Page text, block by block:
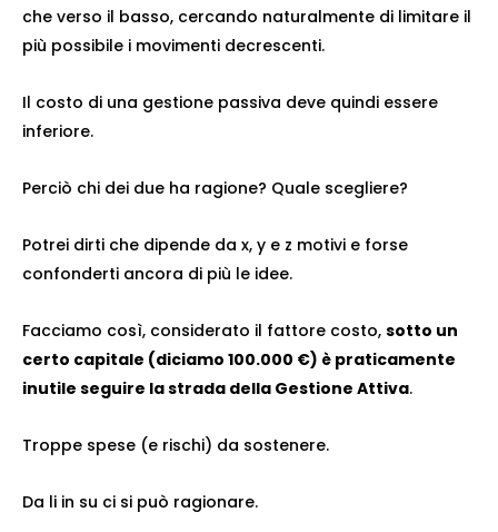
che verso il basso, cercando naturalmente di limitare il
più possibile i movimenti decrescenti.
Il costo di una gestione passiva deve quindi essere
inferiore.
Perciò chi dei due ha ragione? Quale scegliere?
Potrei dirti che dipende da x, y e z motivi e forse
confonderti ancora di più le idee.
Facciamo così, considerato il fattore costo, sotto un
certo capitale (diciamo 100.000 €) è praticamente
inutile seguire la strada della Gestione Attiva.
Troppe spese (e rischi) da sostenere.
Da li in su ci si può ragionare.